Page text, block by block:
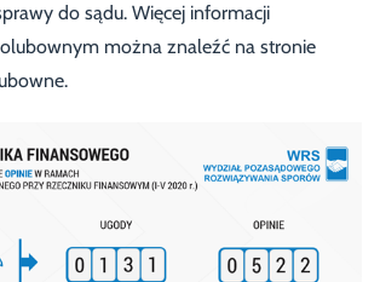
do sądu. Więcej informacji
można znaleźć na stronie